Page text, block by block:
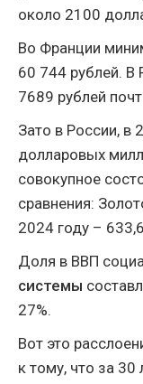
около 2100
Во Франции
60 744 рублей. В
7689 рублей
Зато в России, в
долларовых
совокупное
сравнения:
2024 году –
Доля в ВВП
системы
27%.
Вот это
к тому, что за 30